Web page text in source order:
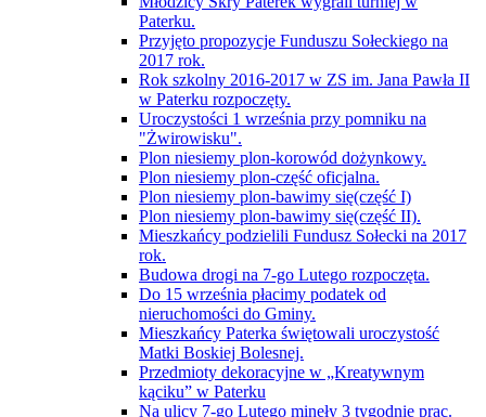
Paterku.
Przyjęto propozycje Funduszu Sołeckiego na
2017 rok.
Rok szkolny 2016-2017 w ZS im. Jana Pawła II
w Paterku rozpoczęty.
Uroczystości 1 września przy pomniku na
"Żwirowisku".
Plon niesiemy plon-korowód dożynkowy.
Plon niesiemy plon-część oficjalna.
Plon niesiemy plon-bawimy się(część I)
Plon niesiemy plon-bawimy się(część II).
Mieszkańcy podzielili Fundusz Sołecki na 2017
rok.
Budowa drogi na 7-go Lutego rozpoczęta.
Do 15 września płacimy podatek od
nieruchomości do Gminy.
Mieszkańcy Paterka świętowali uroczystość
Matki Boskiej Bolesnej.
Przedmioty dekoracyjne w „Kreatywnym
kąciku” w Paterku
Na ulicy 7-go Lutego minęły 3 tygodnie prac.